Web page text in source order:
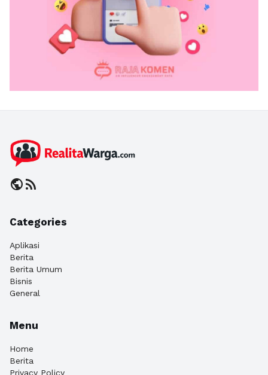
publicrss_feed
Categories
Aplikasi
Berita
Berita Umum
Bisnis
General
Menu
Home
Berita
Privacy Policy